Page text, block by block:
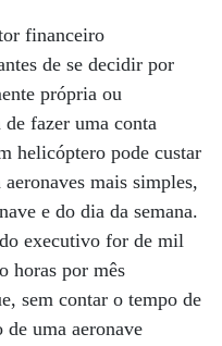
financeiro
de se decidir por
própria ou
fazer uma conta
helicóptero pode custar
mais simples,
e do dia da semana.
executivo for de mil
horas por mês
sem contar o tempo de
uma aeronave